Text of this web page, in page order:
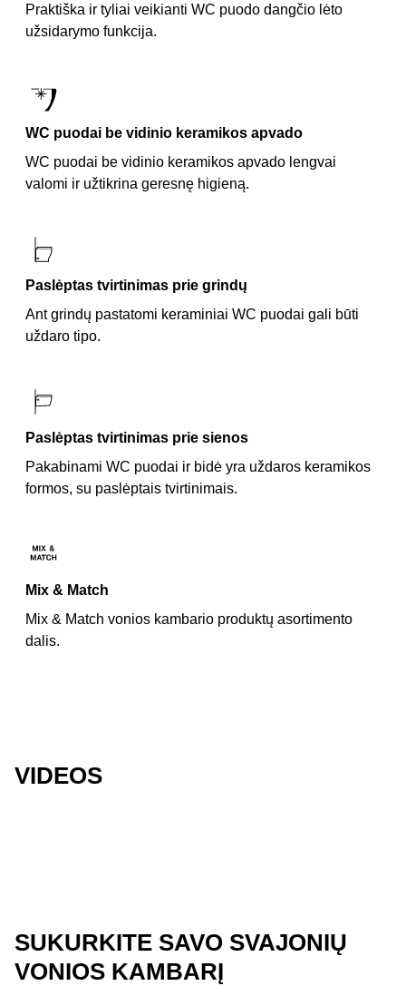
Praktiška ir tyliai veikianti WC puodo dangčio lėto
užsidarymo funkcija.
WC puodai be vidinio keramikos apvado
WC puodai be vidinio keramikos apvado lengvai
valomi ir užtikrina geresnę higieną.
Paslėptas tvirtinimas prie grindų
Ant grindų pastatomi keraminiai WC puodai gali būti
uždaro tipo.
Paslėptas tvirtinimas prie sienos
Pakabinami WC puodai ir bidė yra uždaros keramikos
formos, su paslėptais tvirtinimais.
Mix & Match
Mix & Match vonios kambario produktų asortimento
dalis.
VIDEOS
SUKURKITE SAVO SVAJONIŲ
VONIOS KAMBARĮ